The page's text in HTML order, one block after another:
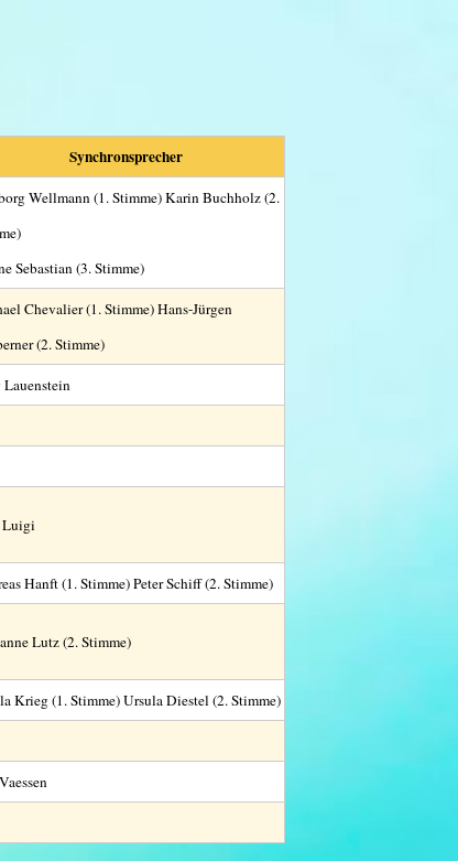
Synchronsprecher
Wellmann (1. Stimme) Karin Buchholz (2.
Sebastian (3. Stimme)
Chevalier (1. Stimme) Hans-Jürgen
(2. Stimme)
Hanft (1. Stimme) Peter Schiff (2. Stimme)
Lutz (2. Stimme)
Krieg (1. Stimme) Ursula Diestel (2. Stimme)